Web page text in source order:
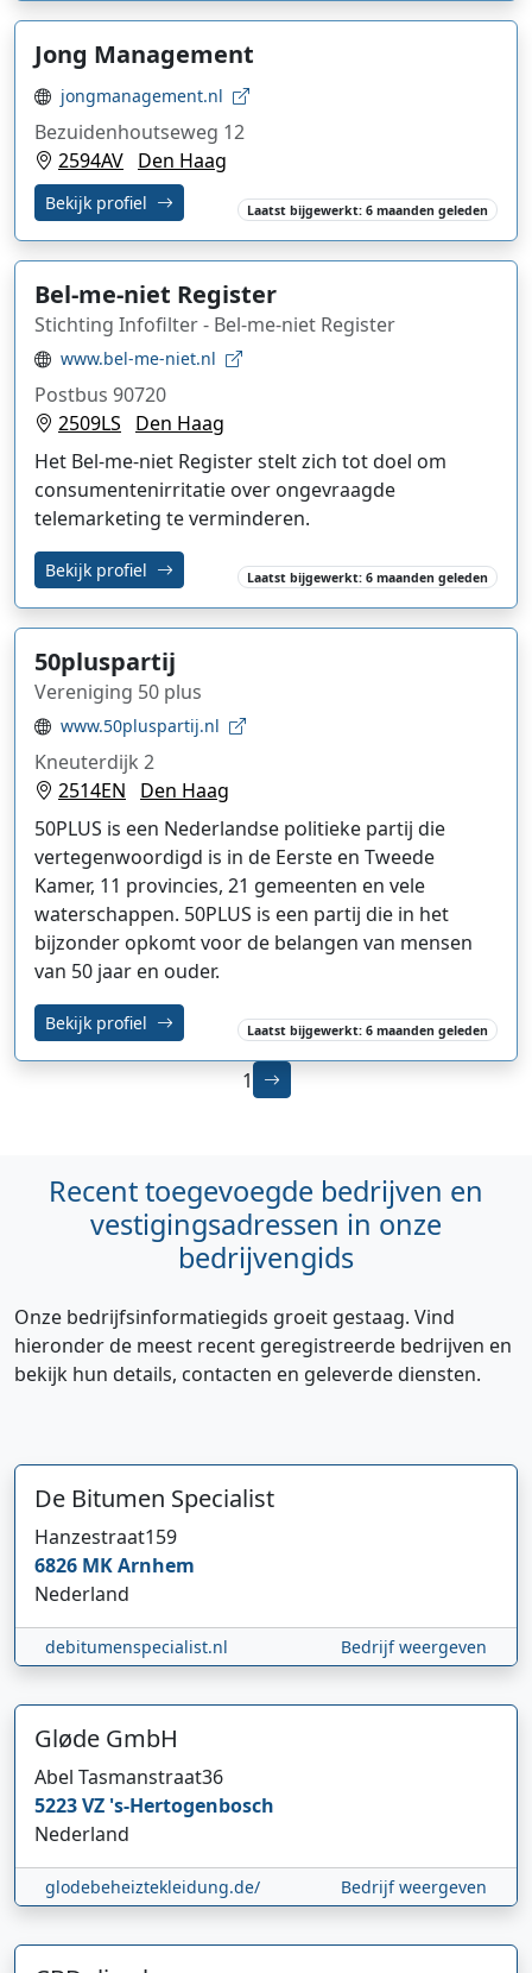
Jong Management
jongmanagement.nl
Bezuidenhoutseweg 12
2594AV Den Haag
Bekijk profiel Laatst bijgewerkt: 6 maanden geleden
Bel-me-niet Register
Stichting Infofilter - Bel-me-niet Register
www.bel-me-niet.nl
Postbus 90720
2509LS
Den Haag
Het Bel-me-niet Register stelt zich tot doel om
consumentenirritatie over ongevraagde
telemarketing te verminderen.
Bekijk profiel Laatst bijgewerkt: 6 maanden geleden
50pluspartij
Vereniging 50 plus
www.50pluspartij.nl
Kneuterdijk 2
2514EN
Den Haag
50PLUS is een Nederlandse politieke partij die
vertegenwoordigd is in de Eerste en Tweede
Kamer, 11 provincies, 21 gemeenten en vele
waterschappen. 50PLUS is een partij die in het
bijzonder opkomt voor de belangen van mensen
van 50 jaar en ouder.
Bekijk profiel Laatst bijgewerkt: 6 maanden geleden
1
Recent toegevoegde bedrijven en
vestigingsadressen in onze
bedrijvengids
Onze bedrijfsinformatiegids groeit gestaag. Vind
hieronder de meest recent geregistreerde bedrijven en
bekijk hun details, contacten en geleverde diensten.
De Bitumen Specialist
Hanzestraat159
6826 MKArnhem
Nederland
debitumenspecialist.nl Bedrijf weergeven
Gløde GmbH
Abel Tasmanstraat36
5223 VZ 's-Hertogenbosch
Nederland
glodebeheiztekleidung.de/ Bedrijf weergeven